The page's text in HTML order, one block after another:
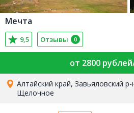
Мечта
9,5 Отзывы 0
от 2800
Алтайский край, Завьяловский
Щелочное